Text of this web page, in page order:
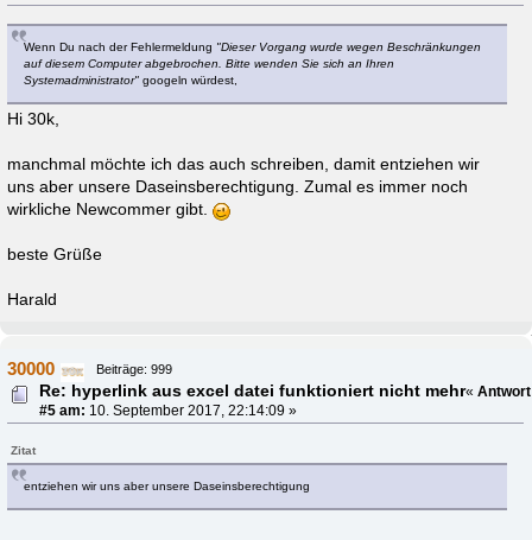
Wenn Du nach der Fehlermeldung "Dieser Vorgang wurde wegen Beschränkungen
auf diesem Computer abgebrochen. Bitte wenden Sie sich an Ihren
Systemadministrator" googeln würdest,
Hi 30k,
manchmal möchte ich das auch schreiben, damit entziehen wir
uns aber unsere Daseinsberechtigung. Zumal es immer noch
wirkliche Newcommer gibt.
beste Grüße
Harald
30000 Beiträge: 999
Re: hyperlink aus excel datei funktioniert nicht mehr«Antwort
#5 am: 10. September 2017, 22:14:09 »
Zitat
entziehen wir uns aber unsere Daseinsberechtigung